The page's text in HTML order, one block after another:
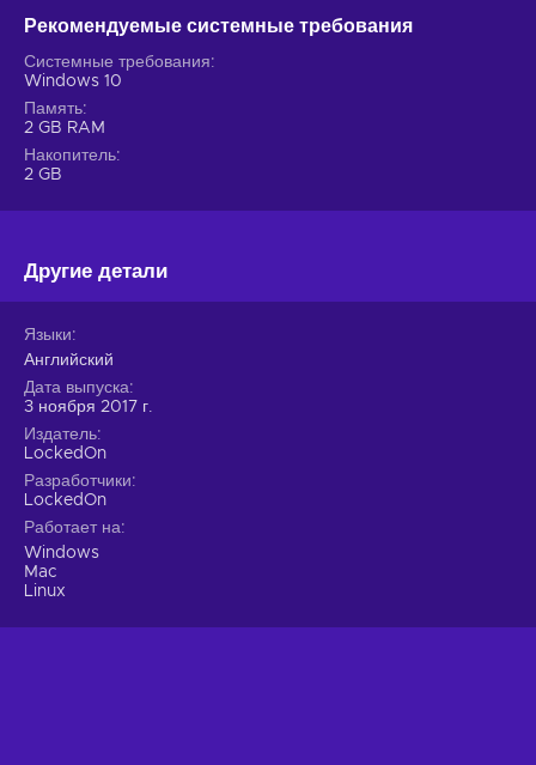
Рекомендуемые системные требования
Системные требования
Windows 10
Память
2 GB RAM
Накопитель
2 GB
Другие детали
Языки
Английский
Дата выпуска
3 ноября 2017 г.
Издатель
LockedOn
Разработчики
LockedOn
Работает на
Windows
Mac
Linux